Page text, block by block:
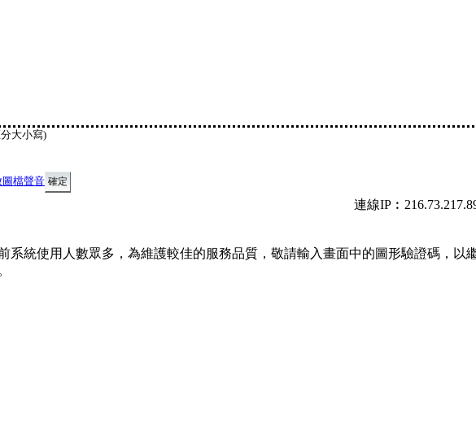
大小寫)
圖檔聲音
連線
系統使用人數眾多，為維護較佳的服務品質，敬請輸入畫面中的圖形驗證碼，以